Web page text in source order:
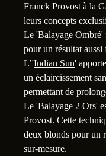
Franck Provost à la
leurs concepts
Le 'Balayage Ombré'
pour un résultat
L’'Indian Sun'
un éclaircissement
permettant de
Le 'Balayage 2 Ors'
Provost. Cette
deux blonds pour un
sur-mesure.